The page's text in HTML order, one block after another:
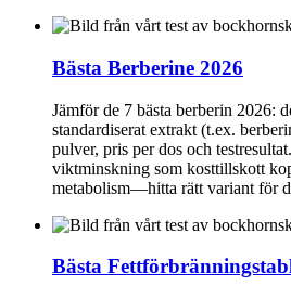
Bästa Berberine 2026
Jämför de 7 bästa berberin 2026:
standardiserat extrakt (t.ex.
pulver, pris per dos och
viktminskning som kosttillskott
metabolism—hitta rätt variant för
Bästa